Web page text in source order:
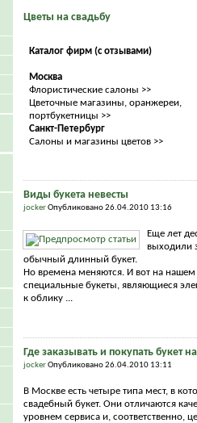
Цветы на свадьбу
Каталог фирм (с отзывами)
Москва
Флористические салоны >>
Цветочные магазины, оранжереи,
портбукетницы >>
Санкт-Петербург
Салоны и магазины цветов >>
Виды букета невесты
jockerОпубликовано 26.04.2010 13:16
Еще лет
выходили
обычный длинный букет.
Но времена меняются. И вот на
специальные букеты, являющиеся
к облику ...
Где заказывать и покупать букет
jockerОпубликовано 26.04.2010 13:11
В Москве есть четыре типа мест, в
свадебный букет. Они отличаются
уровнем сервиса и, соответственно,